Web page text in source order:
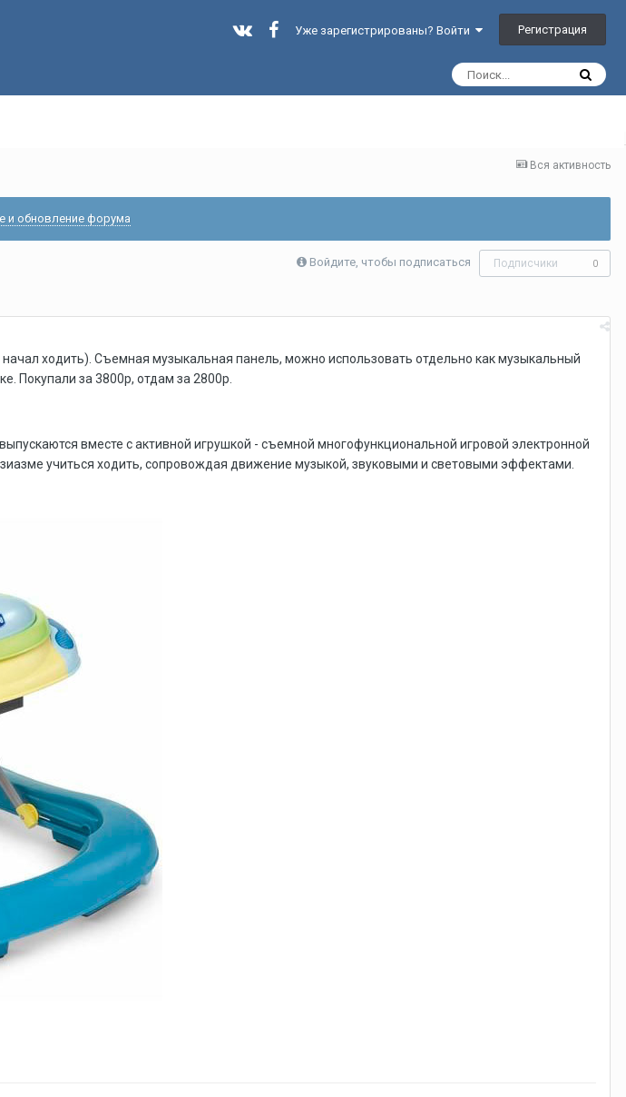
Уже зарегистрированы? Войти Регистрация
Вся активность
и обновление форума
Войдите, чтобы подписаться Подписчики 0
ходить). Съемная музыкальная панель, можно использовать отдельно как музыкальный
Покупали за 3800р, отдам за 2800р.
вместе с активной игрушкой - съемной многофункциональной игровой электронной
учиться ходить, сопровождая движение музыкой, звуковыми и световыми эффектами.